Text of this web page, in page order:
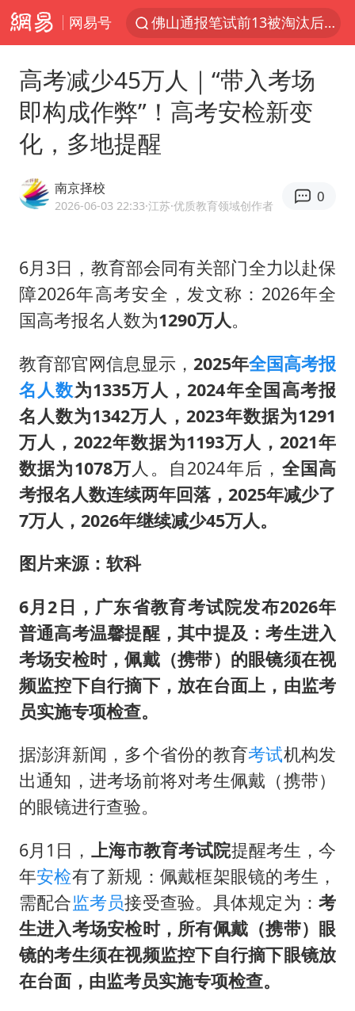
网易号
佛山通报笔试前13被淘汰后5名进体检
“立秋的第一杯奶茶”又爆单了
女子开一天一夜空调后二氧化碳中毒
山东一元代青花杯离奇失踪
台湾海峡南口北上船舶实施交通管制
“新疆阿勒泰八月能滑雪”不实
向鹏0-3不敌张本智和
四川宜宾地震网友称睡觉被摇醒
今日立秋你咬秋了吗
公司“上四休三”但要降薪1000元
东方之约 相约未来
高考减少45万人｜“带入考场
即构成作弊”！高考安检新变
化，多地提醒
南京择校
2026-06-03 22:33·江苏·优质教育领域创作者
0
6月3日，教育部会同有关部门全力以赴保
障2026年高考安全，发文称：2026年全
国高考报名人数为1290万人。
教育部官网信息显示，2025年全国高考报
名人数为1335万人，2024年全国高考报
名人数为1342万人，2023年数据为1291
万人，2022年数据为1193万人，2021年
数据为1078万 人。自2024年后， 全国高
考报名人数连续两年回落，2025年减少了
7万人，2026年继续减少45万人。
图片来源：软科
6月2日，广东省教育考试院发布2026年
普通高考温馨提醒，其中提及：考生进入
考场安检时，佩戴（携带）的眼镜须在视
频监控下自行摘下，放在台面上，由监考
员实施专项检查。
据澎湃新闻，多个省份的教育考试机构发
出通知，进考场前将对考生佩戴（携带）
的眼镜进行查验。
6月1日， 上海市教育考试院提醒考生，今
年安检有了新规：佩戴框架眼镜的考生，
需配合监考员接受查验。具体规定为：考
生进入考场安检时，所有佩戴（携带）眼
镜的考生须在视频监控下自行摘下眼镜放
在台面，由监考员实施专项检查。